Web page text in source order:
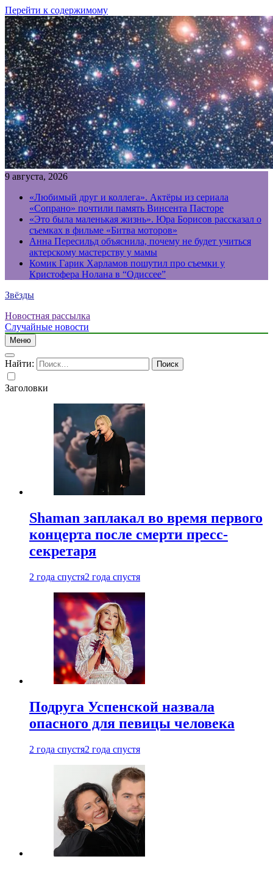
Перейти к содержимому
9 августа, 2026
«Любимый друг и коллега». Актёры из сериала
«Сопрано» почтили память Винсента Пасторе
«Это была маленькая жизнь». Юра Борисов рассказал о
съемках в фильме «Битва моторов»
Анна Пересильд объяснила, почему не будет учиться
актерскому мастерству у мамы
Комик Гарик Харламов пошутил про съемки у
Кристофера Нолана в “Одиссее”
Звёзды
Новостная рассылка
Случайные новости
Меню
Найти:
Заголовки
Shaman заплакал во время первого
концерта после смерти пресс-
секретаря
2 года спустя2 года спустя
Подруга Успенской назвала
опасного для певицы человека
2 года спустя2 года спустя